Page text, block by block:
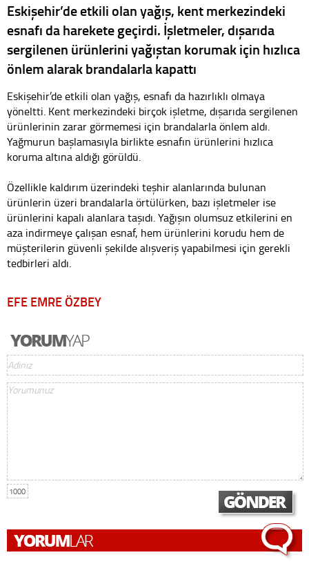
Eskişehir’de etkili olan yağış, kent merkezindeki
esnafı da harekete geçirdi. İşletmeler, dışarıda
sergilenen ürünlerini yağıştan korumak için hızlıca
önlem alarak brandalarla kapattı
Eskişehir’de etkili olan yağış, esnafı da hazırlıklı olmaya
yöneltti. Kent merkezindeki birçok işletme, dışarıda sergilenen
ürünlerinin zarar görmemesi için brandalarla önlem aldı.
Yağmurun başlamasıyla birlikte esnafın ürünlerini hızlıca
koruma altına aldığı görüldü.
Özellikle kaldırım üzerindeki teşhir alanlarında bulunan
ürünlerin üzeri brandalarla örtülürken, bazı işletmeler ise
ürünlerini kapalı alanlara taşıdı. Yağışın olumsuz etkilerini en
aza indirmeye çalışan esnaf, hem ürünlerini korudu hem de
müşterilerin güvenli şekilde alışveriş yapabilmesi için gerekli
tedbirleri aldı.
EFE EMRE ÖZBEY
1000